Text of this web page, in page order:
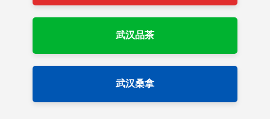
武汉品茶
武汉桑拿